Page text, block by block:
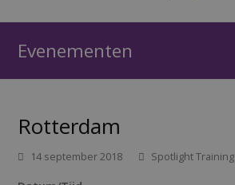
Evenementen
Rotterdam
14 september 2018 Spotlight Training